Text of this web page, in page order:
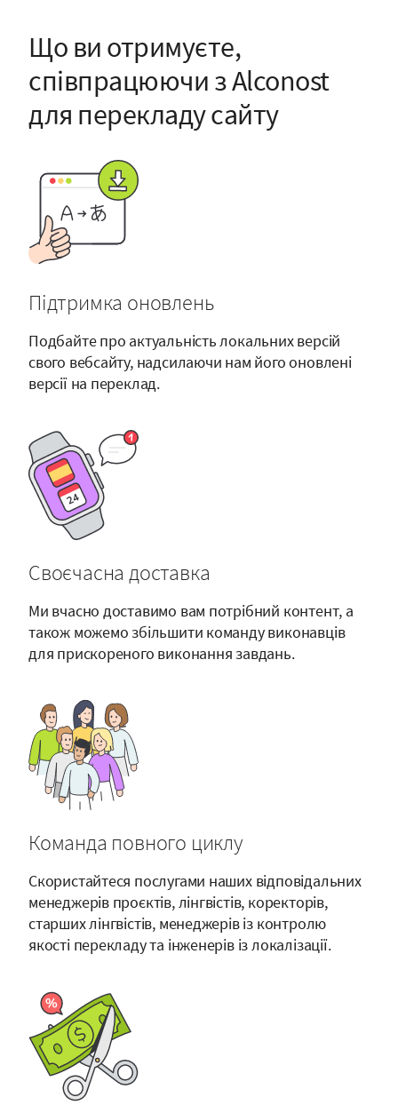
Що ви отримуєте,
співпрацюючи з Alconost
для перекладу сайту
Підтримка оновлень
Подбайте про актуальність локальних версій
свого вебсайту, надсилаючи нам його оновлені
версії на переклад.
Своєчасна доставка
Ми вчасно доставимо вам потрібний контент, а
також можемо збільшити команду виконавців
для прискореного виконання завдань.
Команда повного циклу
Скористайтеся послугами наших відповідальних
менеджерів проєктів, лінгвістів, коректорів,
старших лінгвістів, менеджерів із контролю
якості перекладу та інженерів із локалізації.